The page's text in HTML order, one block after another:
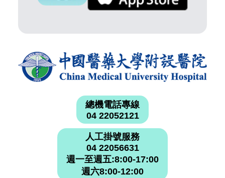
總機電話專線
04 22052121
人工掛號服務
04 22056631
週一至週五:8:00-17:00
週六8:00-12:00